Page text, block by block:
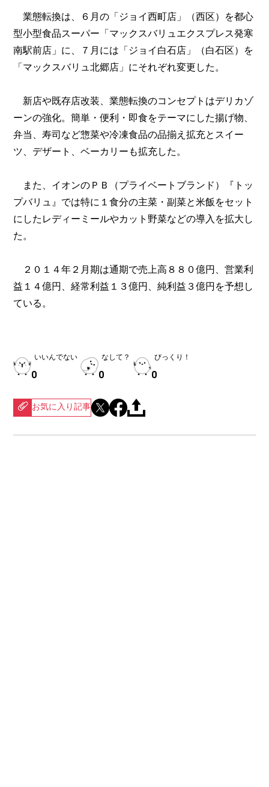
業態転換は、６月の「ジョイ西町店」（西区）を都心
型小型食品スーパー「マックスバリュエクスプレス発寒
南駅前店」に、７月には「ジョイ白石店」（白石区）を
「マックスバリュ北郷店」にそれぞれ変更した。
新店や既存店改装、業態転換のコンセプトはデリカゾ
ーンの強化。簡単・便利・即食をテーマにした揚げ物、
弁当、寿司など惣菜や冷凍食品の品揃え拡充とスイー
ツ、デザート、ベーカリーも拡充した。
また、イオンのＰＢ（プライベートブランド）『トッ
プバリュ』では特に１食分の主菜・副菜と米飯をセット
にしたレディーミールやカット野菜などの導入を拡大し
た。
２０１４年２月期は通期で売上高８８０億円、営業利
益１４億円、経常利益１３億円、純利益３億円を予想し
ている。
いいんでない
0
なして？
0
びっくり！
0
お気に入り記事